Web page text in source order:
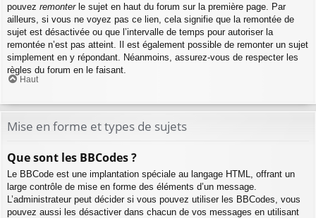
pouvez remonterle sujet en haut du forum sur la première page. Par
ailleurs, si vous ne voyez pas ce lien, cela signifie que la remontée de
sujet est désactivée ou que l’intervalle de temps pour autoriser la
remontée n’est pas atteint. Il est également possible de remonter un sujet
simplement en y répondant. Néanmoins, assurez-vous de respecter les
règles du forum en le faisant.
Haut
Mise en forme et types de sujets
Que sont les BBCodes ?
Le BBCode est une implantation spéciale au langage HTML, offrant un
large contrôle de mise en forme des éléments d’un message.
L’administrateur peut décider si vous pouvez utiliser les BBCodes, vous
pouvez aussi les désactiver dans chacun de vos messages en utilisant